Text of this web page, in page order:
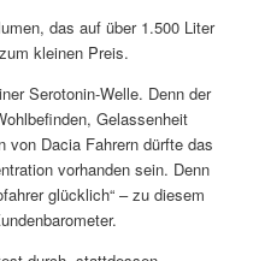
das auf über 1.500 Liter
kleinen Preis.
Serotonin-Welle. Denn der
Gelassenheit
von Dacia Fahrern dürfte das
vorhanden sein. Denn
glücklich“ – zu diesem